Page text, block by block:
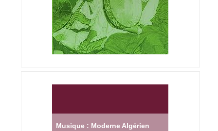
Musique : Moderne Algérien